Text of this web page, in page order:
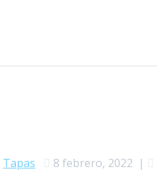
Tapas 8 febrero, 2022 |